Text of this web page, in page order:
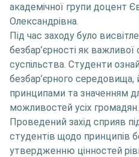
академічної групи доцент
Олександрівна.
Під час заходу було
безбар’єрності як важливої
суспільства. Студенти
безбар’єрного
принципами та значенням
можливостей усіх громадян.
Проведений захід сприяв
студентів щодо принципів
утвердженню цінностей